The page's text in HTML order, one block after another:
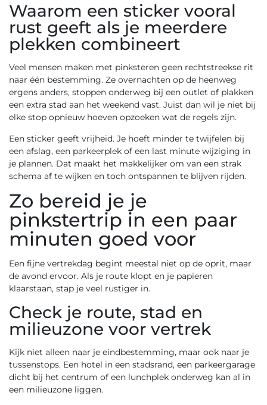
Waarom een sticker vooral
rust geeft als je meerdere
plekken combineert
Veel mensen maken met pinksteren geen rechtstreekse rit
naar één bestemming. Ze overnachten op de heenweg
ergens anders, stoppen onderweg bij een outlet of plakken
een extra stad aan het weekend vast. Juist dan wil je niet bij
elke stop opnieuw hoeven opzoeken wat de regels zijn.
Een sticker geeft vrijheid. Je hoeft minder te twijfelen bij
een afslag, een parkeerplek of een last minute wijziging in
je plannen. Dat maakt het makkelijker om van een strak
schema af te wijken en toch ontspannen te blijven rijden.
Zo bereid je je
pinkstertrip in een paar
minuten goed voor
Een fijne vertrekdag begint meestal niet op de oprit, maar
de avond ervoor. Als je route klopt en je papieren
klaarstaan, stap je veel rustiger in.
Check je route, stad en
milieuzone voor vertrek
Kijk niet alleen naar je eindbestemming, maar ook naar je
tussenstops. Een hotel in een stadsrand, een parkeergarage
dicht bij het centrum of een lunchplek onderweg kan al in
een milieuzone liggen.